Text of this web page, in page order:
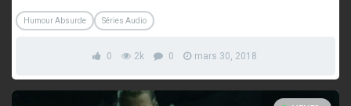
Humour Absurde Séries Audio
0 2k 0 mars 30, 2018